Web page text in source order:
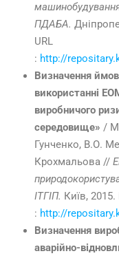
ПДАБА.
URL
: http://
Визначення
використанні
виробничого
середовище» /
Гунченко, В.О.
Крохмальова //
ІТГІП. Київ,
: http://
Визначення
аварійно-